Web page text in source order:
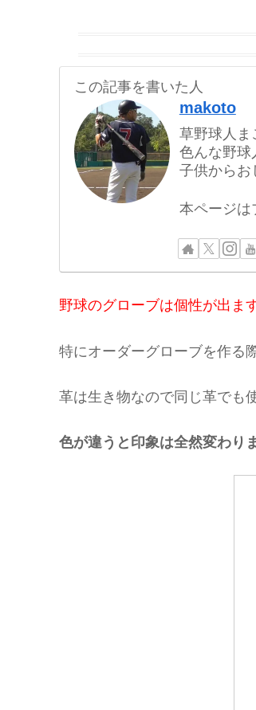
この記事を書いた人
makoto
草野球人ま
色んな野球
子供からお
本ページは
野球のグローブは個性が出ま
特にオーダーグローブを作る
革は生き物なので同じ革でも
色が違うと印象は全然変わり